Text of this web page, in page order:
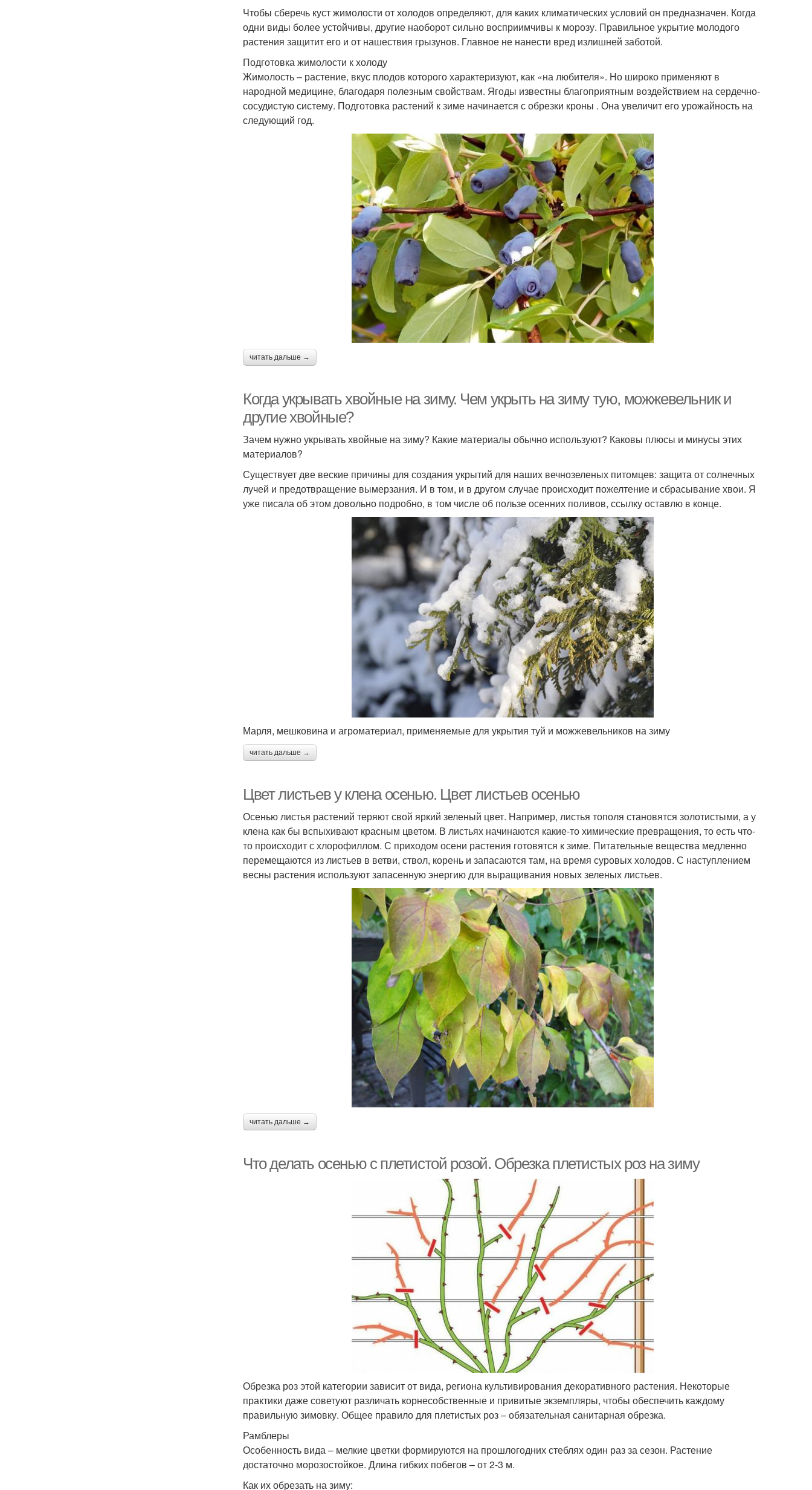
Чтобы сберечь куст жимолости от холодов определяют, для каких климатических условий он предназначен. Когда
одни виды более устойчивы, другие наоборот сильно восприимчивы к морозу. Правильное укрытие молодого
растения защитит его и от нашествия грызунов. Главное не нанести вред излишней заботой.
Подготовка жимолости к холоду
Жимолость – растение, вкус плодов которого характеризуют, как «на любителя». Но широко применяют в
народной медицине, благодаря полезным свойствам. Ягоды известны благоприятным воздействием на сердечно-
сосудистую систему. Подготовка растений к зиме начинается с обрезки кроны . Она увеличит его урожайность на
следующий год.
читать дальше →
Когда укрывать хвойные на зиму. Чем укрыть на зиму тую, можжевельник и
другие хвойные?
Зачем нужно укрывать хвойные на зиму? Какие материалы обычно используют? Каковы плюсы и минусы этих
материалов?
Существует две веские причины для создания укрытий для наших вечнозеленых питомцев: защита от солнечных
лучей и предотвращение вымерзания. И в том, и в другом случае происходит пожелтение и сбрасывание хвои. Я
уже писала об этом довольно подробно, в том числе об пользе осенних поливов, ссылку оставлю в конце.
Марля, мешковина и агроматериал, применяемые для укрытия туй и можжевельников на зиму
читать дальше →
Цвет листьев у клена осенью. Цвет листьев осенью
Осенью листья растений теряют свой яркий зеленый цвет. Например, листья тополя становятся золотистыми, а у
клена как бы вспыхивают красным цветом. В листьях начинаются какие-то химические превращения, то есть что-
то происходит с хлорофиллом. С приходом осени растения готовятся к зиме. Питательные вещества медленно
перемещаются из листьев в ветви, ствол, корень и запасаются там, на время суровых холодов. С наступлением
весны растения используют запасенную энергию для выращивания новых зеленых листьев.
читать дальше →
Что делать осенью с плетистой розой. Обрезка плетистых роз на зиму
Обрезка роз этой категории зависит от вида, региона культивирования декоративного растения. Некоторые
практики даже советуют различать корнесобственные и привитые экземпляры, чтобы обеспечить каждому
правильную зимовку. Общее правило для плетистых роз – обязательная санитарная обрезка.
Рамблеры
Особенность вида – мелкие цветки формируются на прошлогодних стеблях один раз за сезон. Растение
достаточно морозостойкое. Длина гибких побегов – от 2-3 м.
Как их обрезать на зиму: